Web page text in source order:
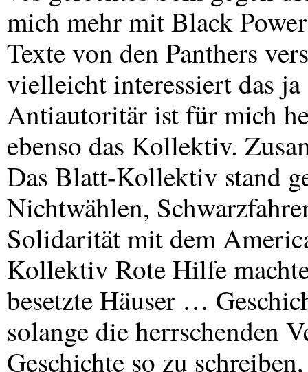
mich mehr mit Black
Texte von den Panthers
vielleicht interessiert das
Antiautoritär ist für mich
ebenso das Kollektiv.
Das Blatt-Kollektiv stand
Nichtwählen,
Solidarität mit dem
Kollektiv Rote Hilfe
besetzte Häuser …
solange die herrschenden
Geschichte so zu